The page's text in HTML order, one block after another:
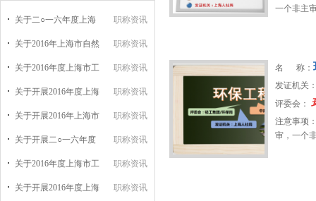
关于二○一六年度上海 职称资讯
关于2016年上海市自然 职称资讯
关于2016年度上海市工 职称资讯
关于开展2016年度上海 职称资讯
关于开展2016年上海市 职称资讯
关于开展二○一六年度 职称资讯
关于2016年度上海市工 职称资讯
关于开展2016年度上海 职称资讯
一个非主
名 称：
发证机关
评委会：
注意事项
审，一个